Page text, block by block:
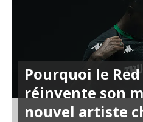
Pourquoi le Red
réinvente son
nouvel artiste